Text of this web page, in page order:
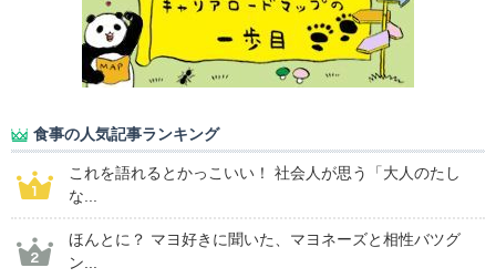
食事の人気記事ランキング
これを語れるとかっこいい！ 社会人が思う「大人のたし
な...
ほんとに？ マヨ好きに聞いた、マヨネーズと相性バツグ
ン...